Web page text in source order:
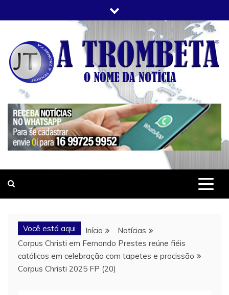
to
JORNAL A TROMBETA
O Nome da Notícia
Você está aqui Início
Notícias
Corpus Christi em Fernando Prestes reúne fiéis
católicos em celebração com tapetes e procissão
Corpus Christi 2025 FP (20)